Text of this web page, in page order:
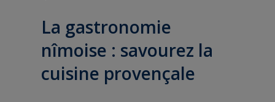
La gastronomie
nîmoise : savourez la
cuisine provençale